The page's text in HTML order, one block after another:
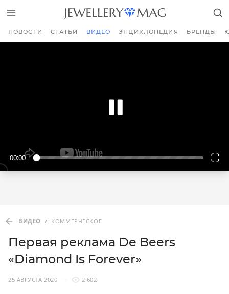
НОВОСТИ СТАТЬИ ВИДЕО ЭНЦИКЛОПЕДИЯ БРЕНДЫ
00:00
ВИДЕО / КОММЕРЧЕСКОЕ
Первая реклама De Beers
«Diamond Is Forever»
25 АВГУСТА 2020 2 602